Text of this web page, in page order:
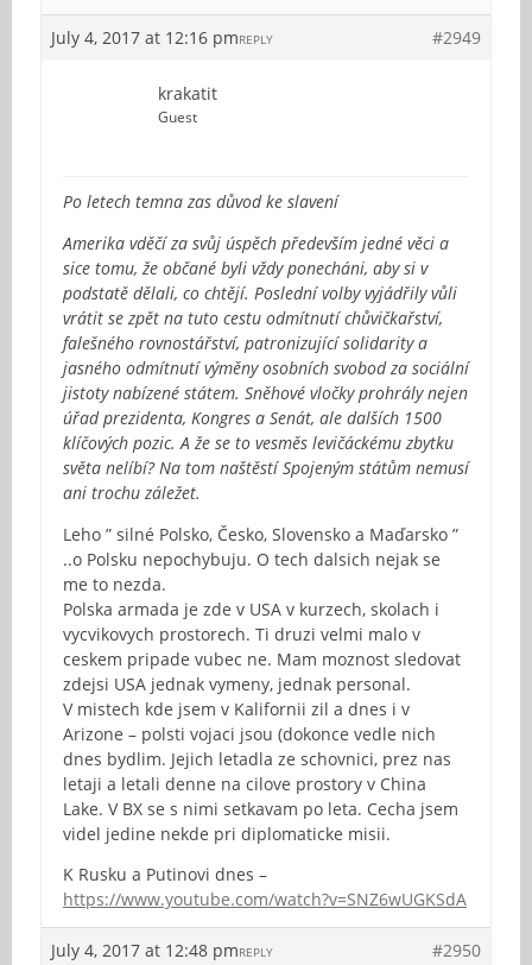
July 4, 2017 at 12:16 pm #2949
REPLY
krakatit
Guest
Po letech temna zas důvod ke slavení
Amerika vděčí za svůj úspěch především jedné věci a
sice tomu, že občané byli vždy ponecháni, aby si v
podstatě dělali, co chtějí. Poslední volby vyjádřily vůli
vrátit se zpět na tuto cestu odmítnutí chůvičkařství,
falešného rovnostářství, patronizující solidarity a
jasného odmítnutí výměny osobních svobod za sociální
jistoty nabízené státem. Sněhové vločky prohrály nejen
úřad prezidenta, Kongres a Senát, ale dalších 1500
klíčových pozic. A že se to vesměs levičáckému zbytku
světa nelíbí? Na tom naštěstí Spojeným státům nemusí
ani trochu záležet.
Leho ” silné Polsko, Česko, Slovensko a Maďarsko ”
..o Polsku nepochybuju. O tech dalsich nejak se
me to nezda.
Polska armada je zde v USA v kurzech, skolach i
vycvikovych prostorech. Ti druzi velmi malo v
ceskem pripade vubec ne. Mam moznost sledovat
zdejsi USA jednak vymeny, jednak personal.
V mistech kde jsem v Kalifornii zil a dnes i v
Arizone – polsti vojaci jsou (dokonce vedle nich
dnes bydlim. Jejich letadla ze schovnici, prez nas
letaji a letali denne na cilove prostory v China
Lake. V BX se s nimi setkavam po leta. Cecha jsem
videl jedine nekde pri diplomaticke misii.
K Rusku a Putinovi dnes –
https://www.youtube.com/watch?v=SNZ6wUGKSdA
July 4, 2017 at 12:48 pm #2950
REPLY